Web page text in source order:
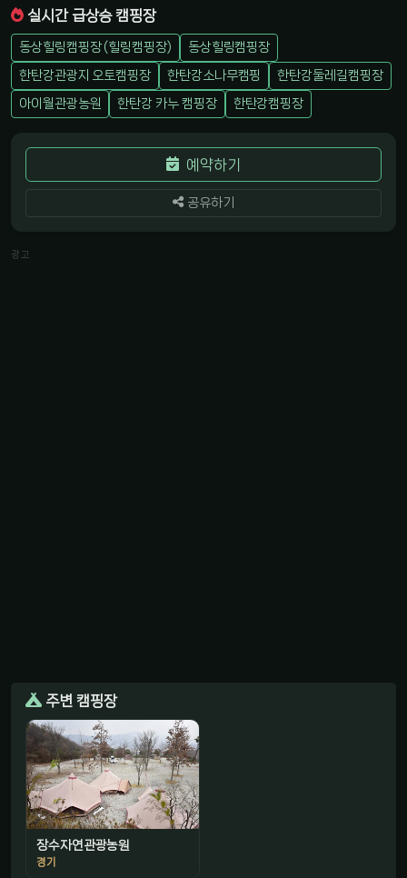
실시간 급상승 캠핑장
동상힐링캠핑장 (힐링캠핑장)
동상힐링캠핑장
한탄강관광지 오토캠핑장
한탄강소나무캠핑
한탄강둘레길캠핑장
아이월관광농원
한탄강 카누 캠핑장 한탄강캠핑장
예약하기
공유하기
광고
주변 캠핑장
장수자연관광농원
경기